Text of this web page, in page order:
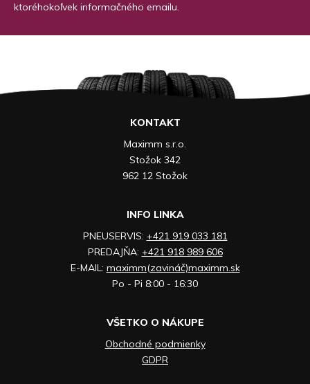
ktoréhokoľvek informačného emailu.
KONTAKT
Maximm s.r.o.
Stožok 342
962 12 Stožok
INFO LINKA
PNEUSERVIS: +421 919 033 181
PREDAJŇA: +421 918 989 606
E-MAIL: maximm(zavináč)maximm.sk
Po - Pi 8:00 - 16:30
VŠETKO O NÁKUPE
Obchodné podmienky
GDPR